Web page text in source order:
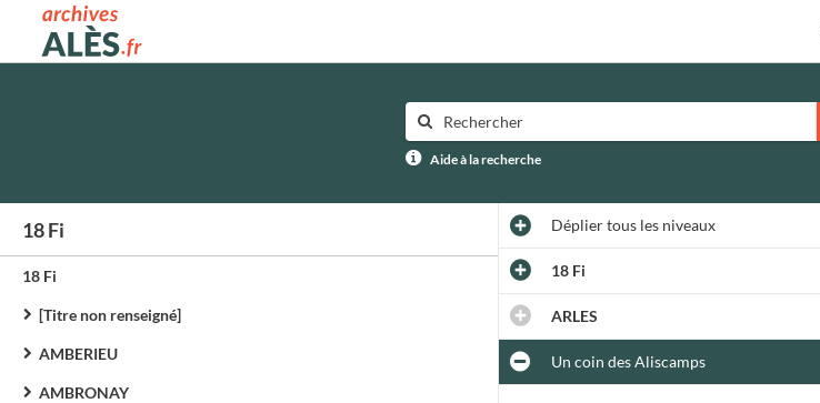
Archives municipales d'Alès
Aide à la recherche
18 Fi
18 Fi
[Titre non renseigné]
AMBERIEU
AMBRONAY
Dépliertous les niveaux
18 Fi
ARLES
Un coin des Aliscamps